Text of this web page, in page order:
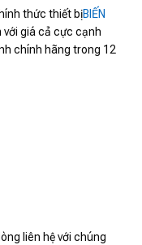
thức thiết bịBIẾN
với giá cả cực cạnh
chính hãng trong 12
liên hệ với chúng